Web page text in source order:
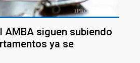
AMBA siguen subiendo
ya se